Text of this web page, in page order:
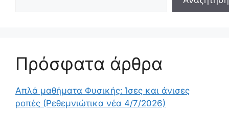
Πρόσφατα άρθρα
Απλά μαθήματα Φυσικής: Ίσες και άνισες
ροπές (Ρεθεμνιώτικα νέα 4/7/2026)